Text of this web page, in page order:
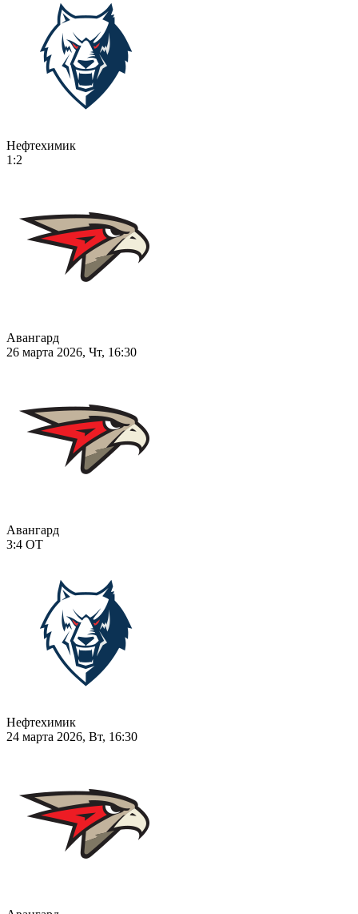
Нефтехимик
1:2
Авангард
26 марта 2026, Чт, 16:30
Авангард
3:4 ОТ
Нефтехимик
24 марта 2026, Вт, 16:30